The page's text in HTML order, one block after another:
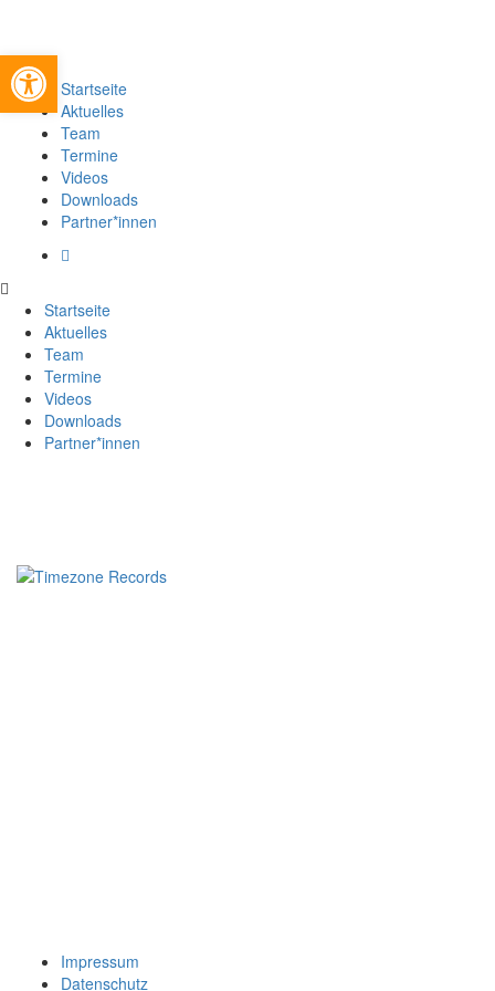
Startseite
Aktuelles
Team
Termine
Videos
Downloads
Partner*innen
Startseite
Aktuelles
Team
Termine
Videos
Downloads
Partner*innen
Impressum
Datenschutz
Werkzeugleiste öffnen